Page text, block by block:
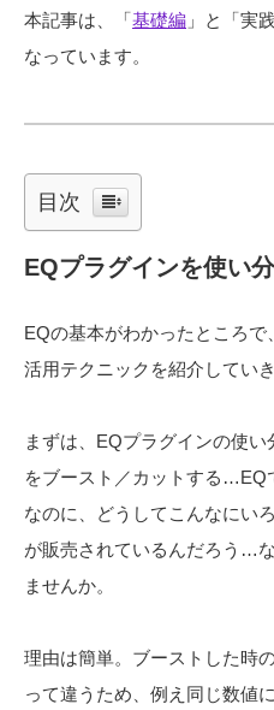
本記事は、「基礎編 」と「実
なっています。
目次
EQプラグインを使い
EQの基本がわかったところ
活用テクニックを紹介していき
まずは、EQプラグインの使
をブースト／カットする…EQ
なのに、どうしてこんなにい
が販売されているんだろう…
ませんか。
理由は簡単。ブーストした時
って違うため、例え同じ数値